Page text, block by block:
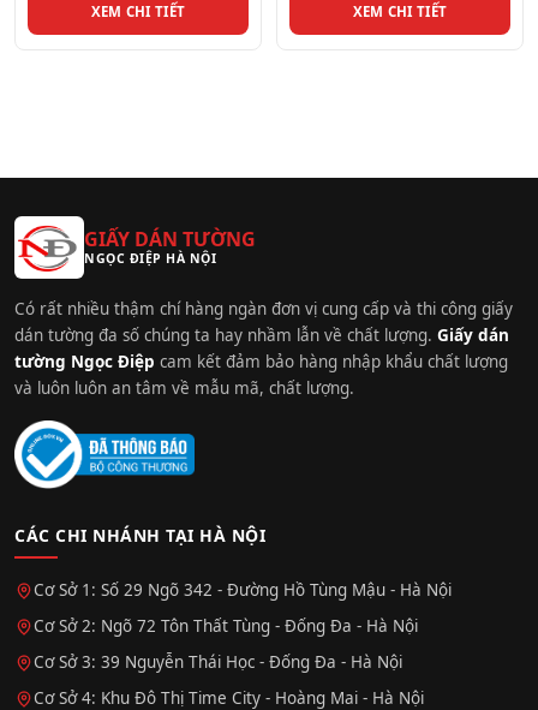
XEM CHI TIẾT XEM CHI TIẾT
GIẤY DÁN TƯỜNG
NGỌC ĐIỆP HÀ NỘI
Có rất nhiều thậm chí hàng ngàn đơn vị cung cấp và thi công giấy
dán tường đa số chúng ta hay nhầm lẫn về chất lượng. Giấy dán
tường Ngọc Điệp cam kết đảm bảo hàng nhập khẩu chất lượng
và luôn luôn an tâm về mẫu mã, chất lượng.
CÁC CHI NHÁNH TẠI HÀ NỘI
Cơ Sở 1: Số 29 Ngõ 342 - Đường Hồ Tùng Mậu - Hà Nội
Cơ Sở 2: Ngõ 72 Tôn Thất Tùng - Đống Đa - Hà Nội
Cơ Sở 3: 39 Nguyễn Thái Học - Đống Đa - Hà Nội
Cơ Sở 4: Khu Đô Thị Time City - Hoàng Mai - Hà Nội